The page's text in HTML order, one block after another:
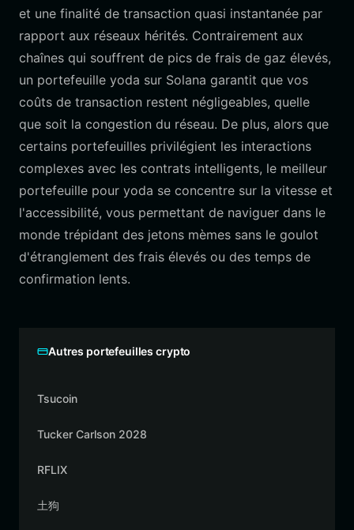
et une finalité de transaction quasi instantanée par
rapport aux réseaux hérités. Contrairement aux
chaînes qui souffrent de pics de frais de gaz élevés,
un portefeuille yoda sur Solana garantit que vos
coûts de transaction restent négligeables, quelle
que soit la congestion du réseau. De plus, alors que
certains portefeuilles privilégient les interactions
complexes avec les contrats intelligents, le meilleur
portefeuille pour yoda se concentre sur la vitesse et
l'accessibilité, vous permettant de naviguer dans le
monde trépidant des jetons mèmes sans le goulot
d'étranglement des frais élevés ou des temps de
confirmation lents.
Autres portefeuilles crypto
Tsucoin
Tucker Carlson 2028
RFLIX
土狗